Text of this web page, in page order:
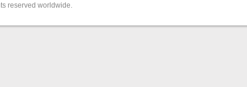
reserved worldwide.